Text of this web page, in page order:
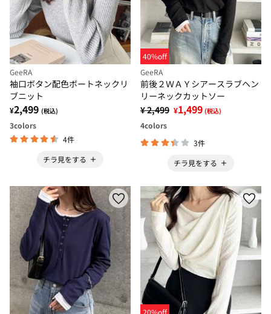
GeeRA
袖口ボタン配色ボートネックリ
ブニット
¥2,499 (税込)
3colors
4件
チラ見をする
40%off
GeeRA
前後２ＷＡＹシアースラブヘン
リーネックカットソー
¥ 2,499 ¥1,499 (税込)
4colors
3件
チラ見をする
20%off